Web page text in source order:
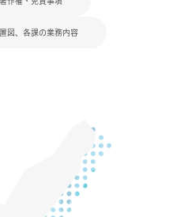
図、各課の業務内容